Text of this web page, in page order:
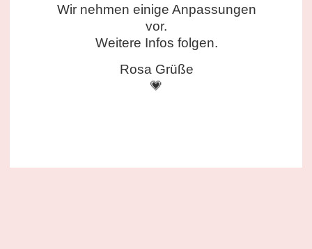
Wir nehmen einige Anpassungen
vor.
Weitere Infos folgen.
Rosa Grüße
💗